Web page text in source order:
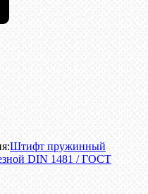
Штифт пружинный
DIN 1481 / ГОСТ